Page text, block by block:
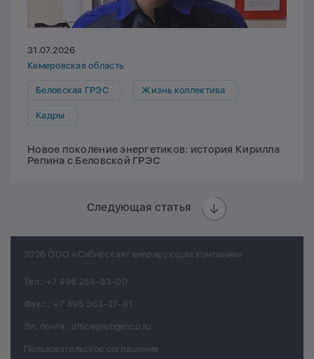
31.07.2026
Кемеровская область
Беловская ГРЭС Жизнь коллектива
Кадры
Новое поколение энергетиков: история Кирилла
Репина с Беловской ГРЭС
Следующая статья
2026 ООО «Сибирская генерирующая компания»
Тел.: +7 495 258-83-00
Факс.: +7 495 363-27-81
Эл. почта.: office@sibgenco.ru
Пользовательское соглашение